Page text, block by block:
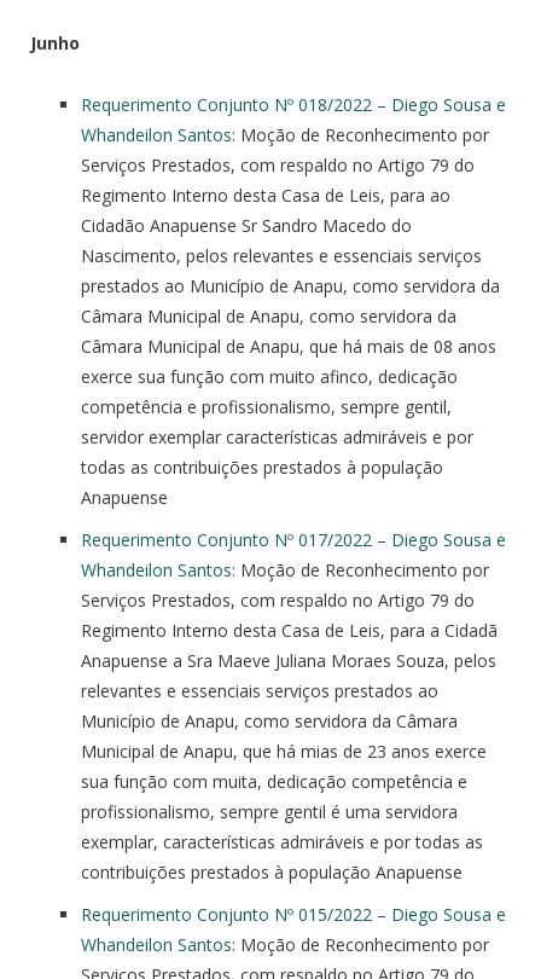
Junho
Requerimento Conjunto Nº 018/2022 – Diego Sousa e
Whandeilon Santos: Moção de Reconhecimento por
Serviços Prestados, com respaldo no Artigo 79 do
Regimento Interno desta Casa de Leis, para ao
Cidadão Anapuense Sr Sandro Macedo do
Nascimento, pelos relevantes e essenciais serviços
prestados ao Município de Anapu, como servidora da
Câmara Municipal de Anapu, como servidora da
Câmara Municipal de Anapu, que há mais de 08 anos
exerce sua função com muito afinco, dedicação
competência e profissionalismo, sempre gentil,
servidor exemplar características admiráveis e por
todas as contribuições prestados à população
Anapuense
Requerimento Conjunto Nº 017/2022 – Diego Sousa e
Whandeilon Santos: Moção de Reconhecimento por
Serviços Prestados, com respaldo no Artigo 79 do
Regimento Interno desta Casa de Leis, para a Cidadã
Anapuense a Sra Maeve Juliana Moraes Souza, pelos
relevantes e essenciais serviços prestados ao
Município de Anapu, como servidora da Câmara
Municipal de Anapu, que há mias de 23 anos exerce
sua função com muita, dedicação competência e
profissionalismo, sempre gentil é uma servidora
exemplar, características admiráveis e por todas as
contribuições prestados à população Anapuense
Requerimento Conjunto Nº 015/2022 – Diego Sousa e
Whandeilon Santos: Moção de Reconhecimento por
Serviços Prestados, com respaldo no Artigo 79 do